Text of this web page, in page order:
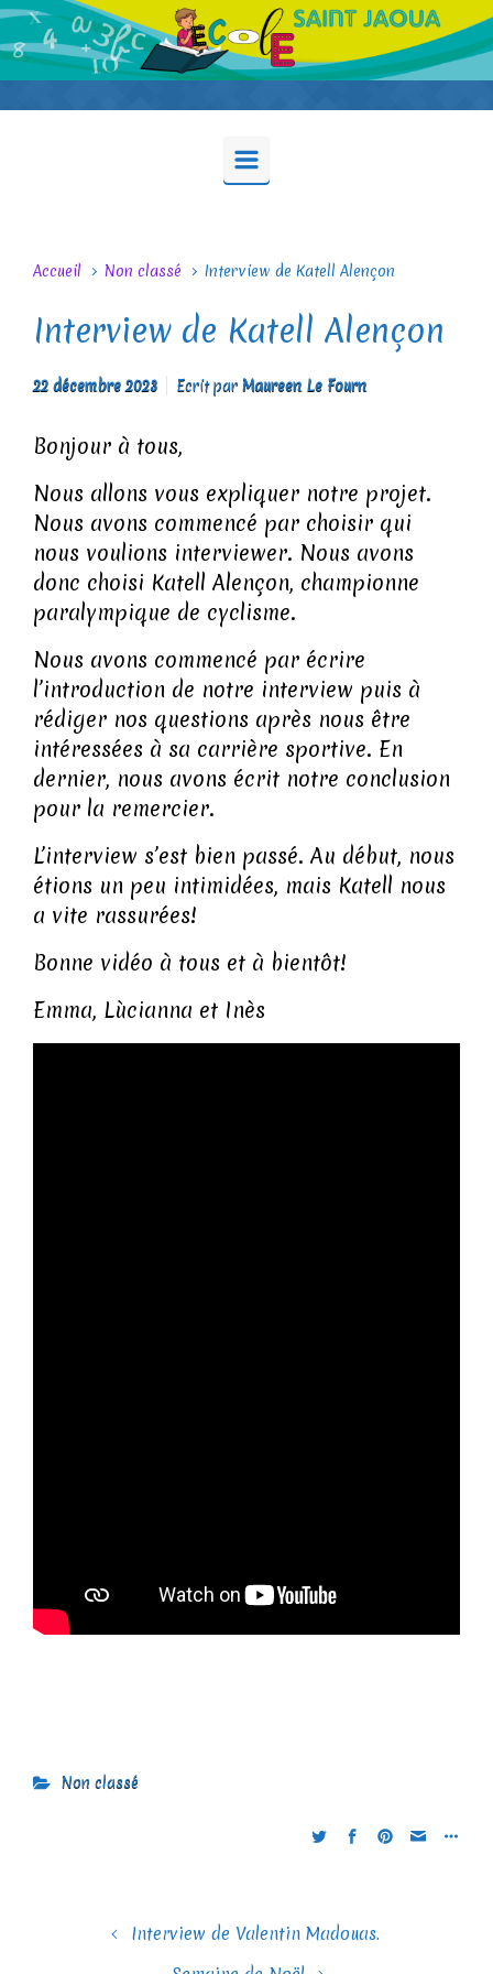
Skip to main content
Accueil Non classé Interview de Katell Alençon
Interview de Katell Alençon
22 décembre 2023 Ecrit par Maureen Le Fourn
Bonjour à tous,
Nous allons vous expliquer notre projet.
Nous avons commencé par choisir qui
nous voulions interviewer. Nous avons
donc choisi Katell Alençon, championne
paralympique de cyclisme.
Nous avons commencé par écrire
l’introduction de notre interview puis à
rédiger nos questions après nous être
intéressées à sa carrière sportive. En
dernier, nous avons écrit notre conclusion
pour la remercier.
L’interview s’est bien passé. Au début, nous
étions un peu intimidées, mais Katell nous
a vite rassurées!
Bonne vidéo à tous et à bientôt!
Emma, Lùcianna et Inès
Non classé
Interview de Valentin Madouas.